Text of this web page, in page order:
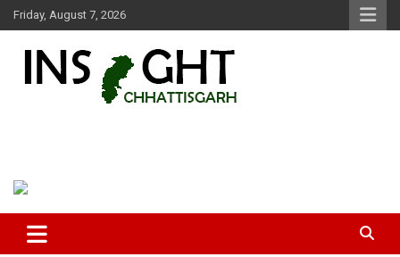
Skip
to
Friday, August 7, 2026